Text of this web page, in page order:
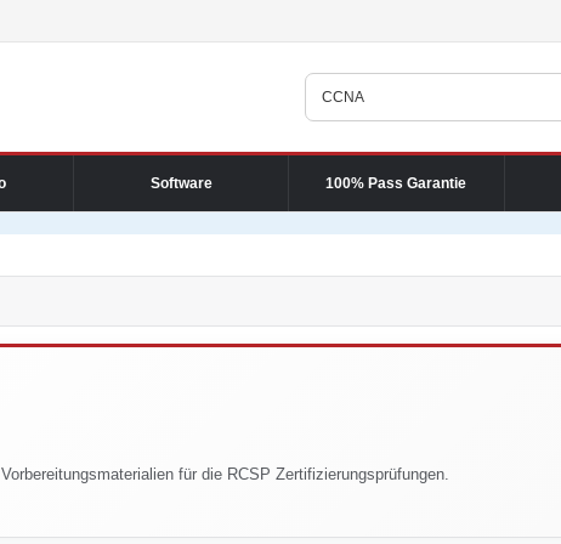
Software 100% Pass Garantie
für die RCSP Zertifizierungsprüfungen.